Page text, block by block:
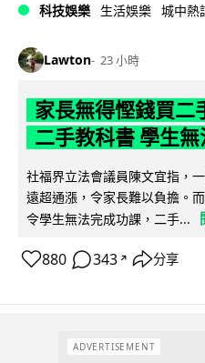
科技娛樂 生活娛樂 城中熱
Lawton 23 小時
家長無得慳錢買二
二手教科書 學生
社福界立法會議員陳文宜指，
遠超通漲，令家長難以負擔。
令學生無法完成功課，二手...
880 343 ↗ 分享
ADVERTISEMENT